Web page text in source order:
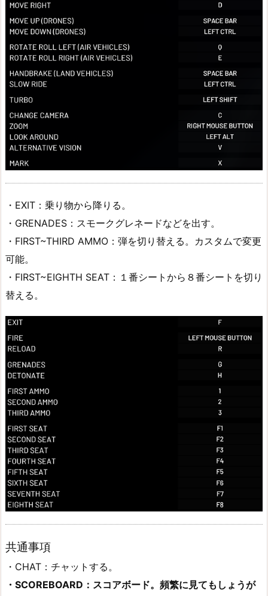
・EXIT：乗り物から降りる。
・GRENADES：スモークグレネードなどを出す。
・FIRST~THIRD AMMO：弾を切り替える。カスタムで変更
可能。
・FIRST~EIGHTH SEAT：１番シートから８番シートを切り
替える。
共通事項
・CHAT：チャットする。
・SCOREBOARD：スコアボード。頻繁に見てもしょうが